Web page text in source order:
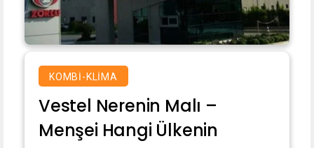
KOMBI-KLIMA
Vestel Nerenin Malı –
Menşei Hangi Ülkenin